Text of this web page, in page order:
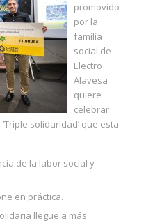
promovido
por la
familia
social de
Electro
Alavesa
quiere
celebrar
solidaridad’ que esta
de la labor social y
en práctica.
llegue a más